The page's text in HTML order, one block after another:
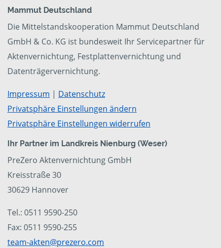
Mammut Deutschland
Die Mittelstandskooperation Mammut Deutschland
GmbH & Co. KG ist bundesweit Ihr Servicepartner für
Aktenvernichtung, Festplattenvernichtung und
Datenträgervernichtung.
Impressum | Datenschutz
Privatsphäre Einstellungen ändern
Privatsphäre Einstellungen widerrufen
Ihr Partner im Landkreis Nienburg (Weser)
PreZero Aktenvernichtung GmbH
Kreisstraße 30
30629 Hannover
Tel.: 0511 9590-250
Fax: 0511 9590-255
team-akten@prezero.com